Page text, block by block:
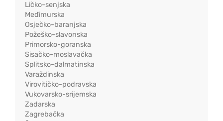
Ličko-senjska
Međimurska
Osječko-baranjska
Požeško-slavonska
Primorsko-goranska
Sisačko-moslavačka
Splitsko-dalmatinska
Varaždinska
Virovitičko-podravska
Vukovarsko-srijemska
Zadarska
Zagrebačka